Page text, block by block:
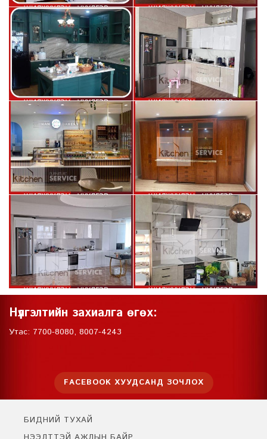
Нүүлгэлтийн захиалга өгөх:
Утас: 7700-8080, 8007-4243
FACEBOOK ХУУДСАНД ЗОЧЛОХ
БИДНИЙ ТУХАЙ